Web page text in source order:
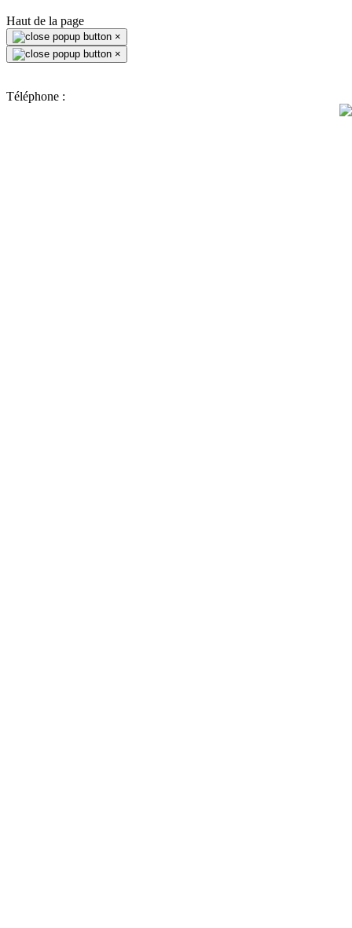
Haut de la page
×
×
Téléphone :